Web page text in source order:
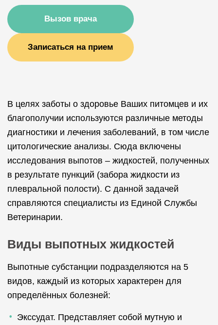
Вызов врача
Записаться на прием
В целях заботы о здоровье Ваших питомцев и их
благополучии используются различные методы
диагностики и лечения заболеваний, в том числе
цитологические анализы. Сюда включены
исследования выпотов – жидкостей, полученных
в результате пункций (забора жидкости из
плевральной полости). С данной задачей
справляются специалисты из Единой Службы
Ветеринарии.
Виды выпотных жидкостей
Выпотные субстанции подразделяются на 5
видов, каждый из которых характерен для
определённых болезней:
Экссудат. Представляет собой мутную и